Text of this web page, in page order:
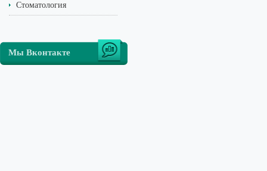
Стоматология
Мы Вконтакте